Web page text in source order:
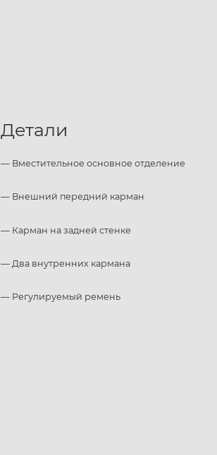
Детали
— Вместительное основное отделение
— Внешний передний карман
— Карман на задней стенке
— Два внутренних кармана
— Регулируемый ремень